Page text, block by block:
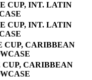
CUP, INT. LATIN
CUP, INT. LATIN
CUP, CARIBBEAN
CUP, CARIBBEAN